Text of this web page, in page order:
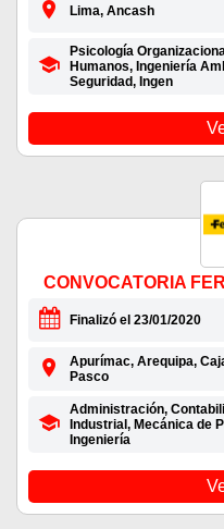
Lima, Ancash
Psicología
Humanos, Ingeniería
Seguridad, Ingen
CONVOCATORIA
Finalizó el 23/01/2020
Apurímac, Arequipa,
Pasco
Administración,
Industrial, Mecánica de
Ingeniería